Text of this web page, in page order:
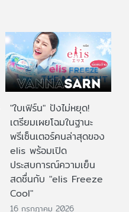
"ใบเฟิร์น" ปังไม่หยุด!
เตรียมเผยโฉมในฐานะ
พรีเซ็นเตอร์คนล่าสุดของ
elis พร้อมเปิด
ประสบการณ์ความเย็น
สดชื่นกับ "elis Freeze
Cool"
16 กรกฎาคม 2026